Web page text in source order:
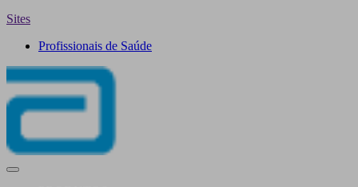
Sites
Profissionais de Saúde